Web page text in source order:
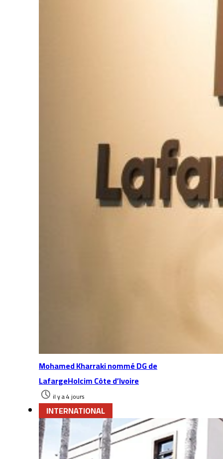
Mohamed Kharraki nommé DG de
LafargeHolcim Côte d’Ivoire
il y a 4 jours
INTERNATIONAL